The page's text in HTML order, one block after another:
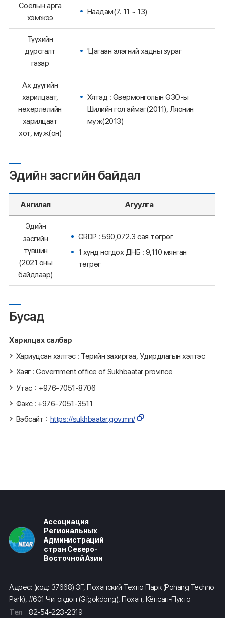
Соёлын арга
хэмжээ
Наадам(7. 11 ~ 13)
Түүхийн
дурсгалт
газар
'Цагаан элэгний хадны зураг
Ах дүүгийн
харилцаат,
нөхөрлөлийн
харилцаат
хот, муж(он)
Хятад : Өвөрмонголын ӨЗО-ы
Шилийн гол аймаг(2011), Ляонин
муж(2013)
Эдийн засгийн байдал
Ангилал Агуулга
Эдийн
засгийн
түвшин
(2021 оны
байдлаар)
GRDP : 590,072.3 сая төгрөг
1 хүнд ногдох ДНБ : 9,110 мянган
төгрөг
Бусад
Харилцах салбар
Хариуцсан хэлтэс : Төрийн захиргаа, Удирдлагын хэлтэс
Хаяг : Government office of Sukhbaatar province
Утас：+976-7051-8706
Факс : +976-7051-3511
Вэбсайт： https://sukhbaatar.gov.mn/
Ассоциация
Региональных
Администраций
стран Северо-
Восточной Азии
Адрес: (код: 37668) 3F, Поханский Техно Парк (Pohang Techno
Park), #601 Чигокдон (Gigokdong), Похан, Кёнсан-Пукто
Тел
82-54-223-2319